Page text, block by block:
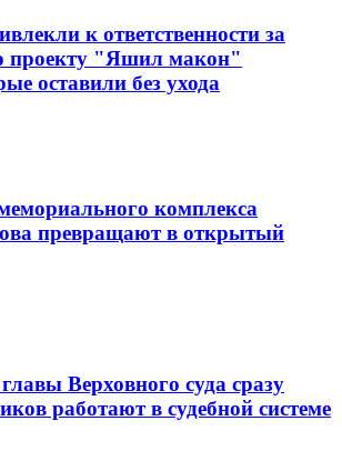
к ответственности за
проекту "Яшил макон"
оставили без ухода
комплекса
превращают в открытый
Верховного суда сразу
работают в судебной системе